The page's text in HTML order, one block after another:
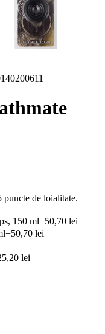
puncte de loialitate.
150 ml+50,70 lei
+50,70 lei
lei